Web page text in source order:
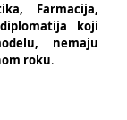
Farmacija,
koji
nemaju
roku.